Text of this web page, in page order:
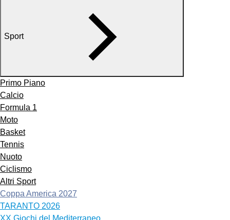
Sport
Primo Piano
Calcio
Formula 1
Moto
Basket
Tennis
Nuoto
Ciclismo
Altri Sport
Coppa America 2027
TARANTO 2026
XX Giochi del Mediterraneo